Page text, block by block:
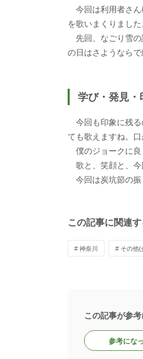
今回は利用者さん
を歌いまくりました
先回、なごり雪の
の日はさようならで
学び・発見・
今回も印象に残る
ても歌えますね。
僕のジョークに良
歌と、笑顔と、今
今回は炭坑節の振
この記事に関連
# 神奈川 # その他(
この記事が参
参考にな